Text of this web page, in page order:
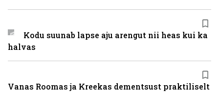
Kodu suunab lapse aju arengut nii heas kui ka
halvas
Vanas Roomas ja Kreekas dementsust praktiliselt